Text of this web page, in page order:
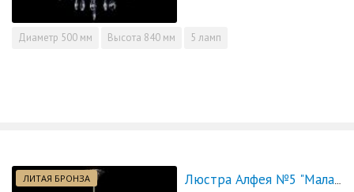
Диаметр 500 мм Высота 840 мм 5 ламп
ЛИТАЯ БРОНЗА